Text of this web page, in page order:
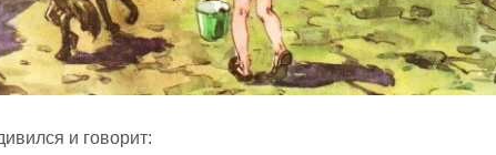
и говорит: